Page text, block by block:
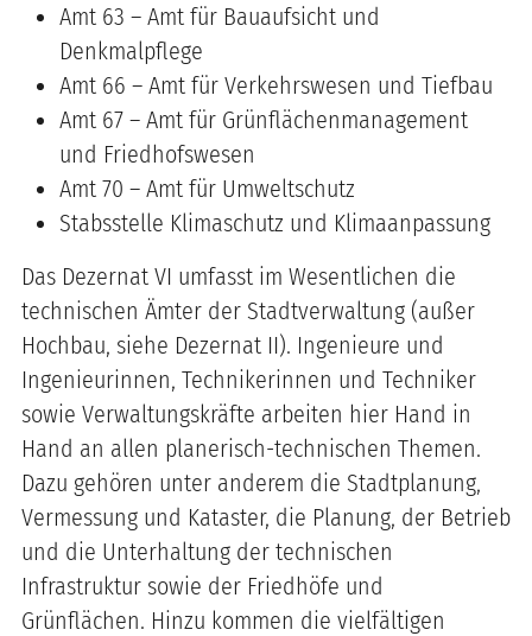
Amt 63 – Amt für Bauaufsicht und
Denkmalpflege
Amt 66 – Amt für Verkehrswesen und Tiefbau
Amt 67 – Amt für Grünflächenmanagement
und Friedhofswesen
Amt 70 – Amt für Umweltschutz
Stabsstelle Klimaschutz und Klimaanpassung
Das Dezernat VI umfasst im Wesentlichen die
technischen Ämter der Stadtverwaltung (außer
Hochbau, siehe Dezernat II). Ingenieure und
Ingenieurinnen, Technikerinnen und Techniker
sowie Verwaltungskräfte arbeiten hier Hand in
Hand an allen planerisch-technischen Themen.
Dazu gehören unter anderem die Stadtplanung,
Vermessung und Kataster, die Planung, der Betrieb
und die Unterhaltung der technischen
Infrastruktur sowie der Friedhöfe und
Grünflächen. Hinzu kommen die vielfältigen